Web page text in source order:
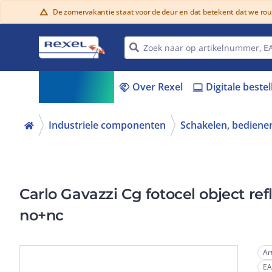
warning De zomervakantie staat voor de deur en dat betekent dat we
handshake Over Rexel laptop Digitale
Industriele componenten Schakelen,
Carlo Gavazzi Cg fotocel object
no+nc